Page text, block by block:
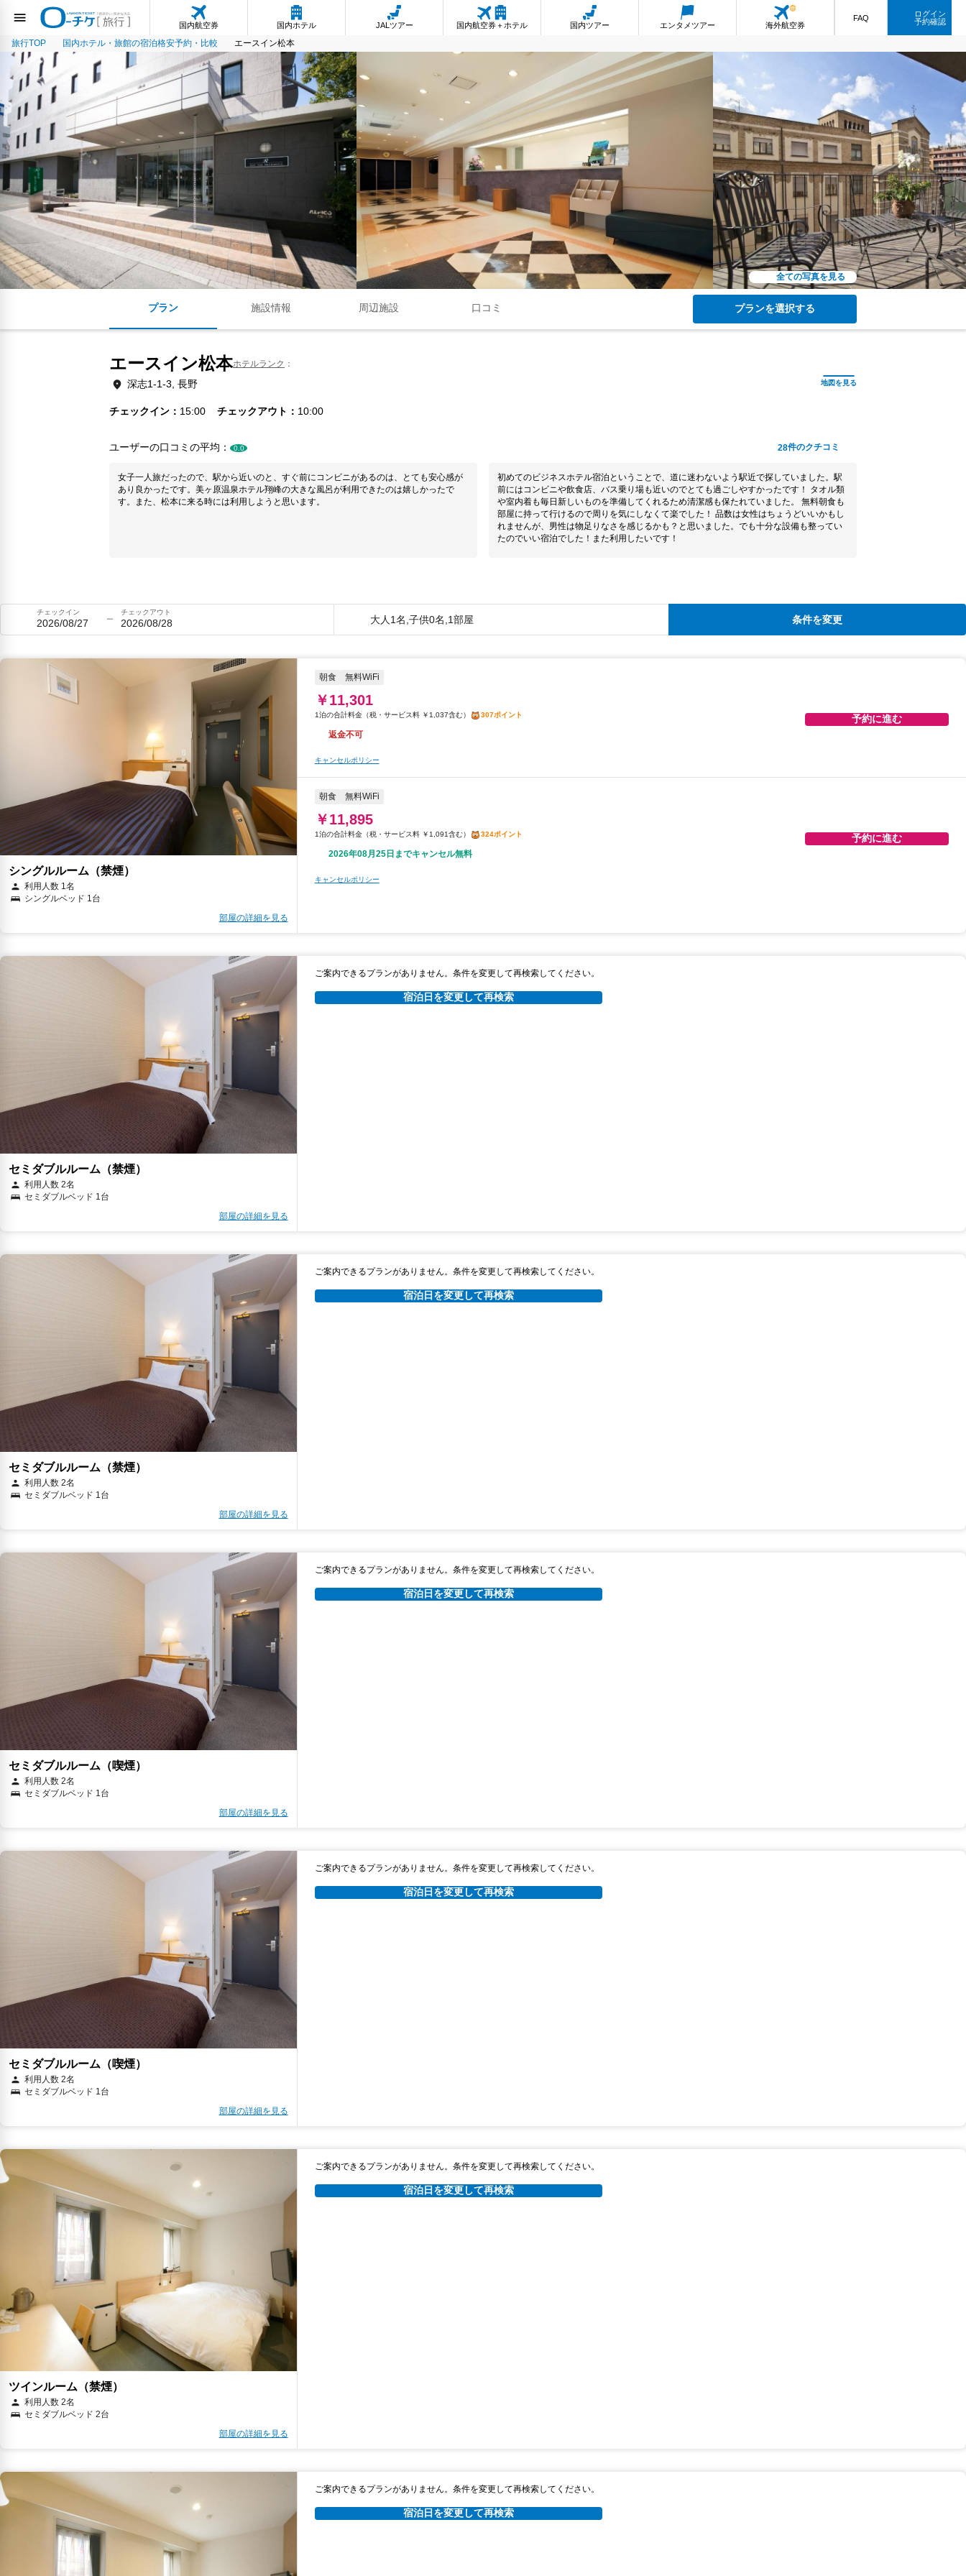
国内航空券 国内ホテル JALツアー 国内航空券＋ホテル 国内ツアー エンタメツアー 海外航空券
FAQ
ログイン
予約確認
旅行TOP 国内ホテル・旅館の宿泊格安予約・比較 エースイン松本
全ての写真を見る
プラン 施設情報 周辺施設 口コミ プランを選択する
エースイン松本ホテルランク
深志1-1-3, 長野
チェックイン 15:00 チェックアウト 10:00
ユーザーの口コミの平均： 0.0 28件のクチコミ
女子一人旅だったので、駅から近いのと、すぐ前にコンビニがあるのは、とても安心感が
あり良かったです。美ヶ原温泉ホテル翔峰の大きな風呂が利用できたのは嬉しかったで
す。また、松本に来る時には利用しようと思います。
初めてのビジネスホテル宿泊ということで、道に迷わないよう駅近で探していました。駅
前にはコンビニや飲食店、バス乗り場も近いのでとても過ごしやすかったです！ タオル類
や室内着も毎日新しいものを準備してくれるため清潔感も保たれていました。 無料朝食も
部屋に持って行けるので周りを気にしなくて楽でした！ 品数は女性はちょうどいいかもし
れませんが、男性は物足りなさを感じるかも？と思いました。でも十分な設備も整ってい
たのでいい宿泊でした！また利用したいです！
チェックイン
2026/08/27
チェックアウト
2026/08/28 大人1名,子供0名,1部屋 条件を変更
シングルルーム（禁煙）
利用人数 1名
シングルベッド 1台
部屋の詳細を見る
朝食 無料WiFi
￥11,301
税・サービス料 ￥1,037含む 307ポイント
返金不可
キャンセルポリシー
予約に進む
朝食 無料WiFi
￥11,895
税・サービス料 ￥1,091含む 324ポイント
2026年08月25日までキャンセル無料
キャンセルポリシー
予約に進む
セミダブルルーム（禁煙）
利用人数 2名
セミダブルベッド 1台
部屋の詳細を見る
ご案内できるプランがありません。条件を変更して再検索してください。
宿泊日を変更して再検索
セミダブルルーム（禁煙）
利用人数 2名
セミダブルベッド 1台
部屋の詳細を見る
ご案内できるプランがありません。条件を変更して再検索してください。
宿泊日を変更して再検索
セミダブルルーム（喫煙）
利用人数 2名
セミダブルベッド 1台
部屋の詳細を見る
ご案内できるプランがありません。条件を変更して再検索してください。
宿泊日を変更して再検索
セミダブルルーム（喫煙）
利用人数 2名
セミダブルベッド 1台
部屋の詳細を見る
ご案内できるプランがありません。条件を変更して再検索してください。
宿泊日を変更して再検索
ツインルーム（禁煙）
利用人数 2名
セミダブルベッド 2台
部屋の詳細を見る
ご案内できるプランがありません。条件を変更して再検索してください。
宿泊日を変更して再検索
ご案内できるプランがありません。条件を変更して再検索してください。
宿泊日を変更して再検索